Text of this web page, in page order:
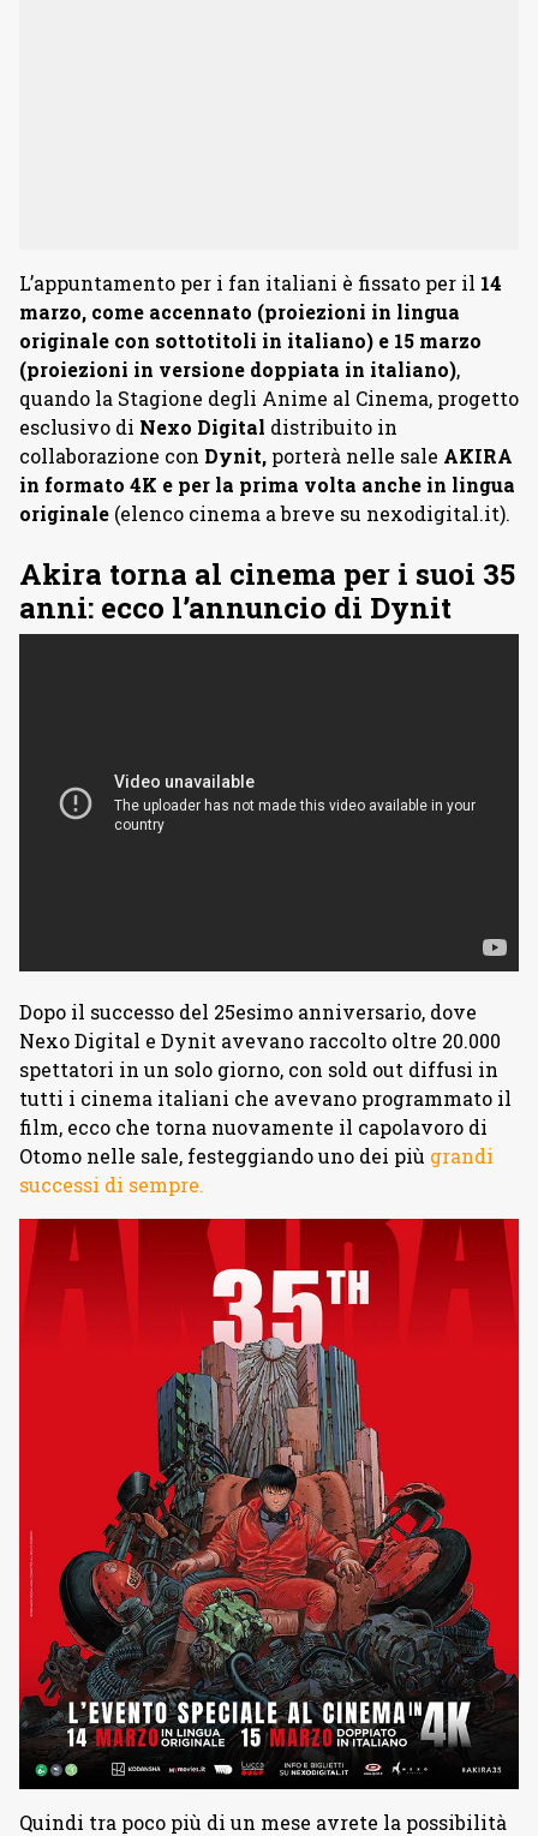
L’appuntamento per i fan italiani è fissato per il 14
marzo, come accennato (proiezioni in lingua
originale con sottotitoli in italiano) e 15 marzo
(proiezioni in versione doppiata in italiano),
quando la Stagione degli Anime al Cinema, progetto
esclusivo di Nexo Digital distribuito in
collaborazione con Dynit, porterà nelle sale AKIRA
in formato 4K e per la prima volta anche in lingua
originale (elenco cinema a breve su nexodigital.it).
Akira torna al cinema per i suoi 35
anni: ecco l’annuncio di Dynit
Dopo il successo del 25esimo anniversario, dove
Nexo Digital e Dynit avevano raccolto oltre 20.000
spettatori in un solo giorno, con sold out diffusi in
tutti i cinema italiani che avevano programmato il
film, ecco che torna nuovamente il capolavoro di
Otomo nelle sale, festeggiando uno dei più grandi
successi di sempre.
Quindi tra poco più di un mese avrete la possibilità